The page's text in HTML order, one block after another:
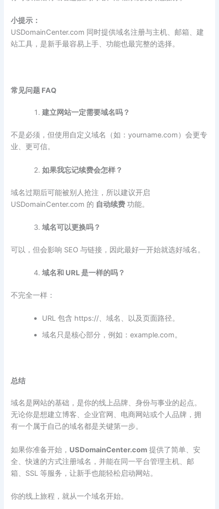
小提示：
USDomainCenter.com 同时提供域名注册与主机、邮箱、建
站工具，是新手最容易上手、功能也最完整的选择。
常见问题 FAQ
建立网站一定需要域名吗？
不是必须，但使用自定义域名（如：yourname.com）会更专
业、更可信。
如果我忘记续费会怎样？
域名过期后可能被别人抢注，所以建议开启
USDomainCenter.com 的 自动续费 功能。
域名可以更换吗？
可以，但会影响 SEO 与链接，因此最好一开始就选好域名。
域名和 URL 是一样的吗？
不完全一样：
URL 包含 https://、域名、以及页面路径。
域名只是核心部分，例如：example.com。
总结
域名是网站的基础，是你的线上品牌、身份与事业的起点。
无论你是想建立博客、企业官网、电商网站或个人品牌，拥
有一个属于自己的域名都是关键第一步。
如果你准备开始， USDomainCenter.com 提供了简单、安
全、快速的方式注册域名，并能在同一平台管理主机、邮
箱、SSL 等服务，让新手也能轻松启动网站。
你的线上旅程，就从一个域名开始。